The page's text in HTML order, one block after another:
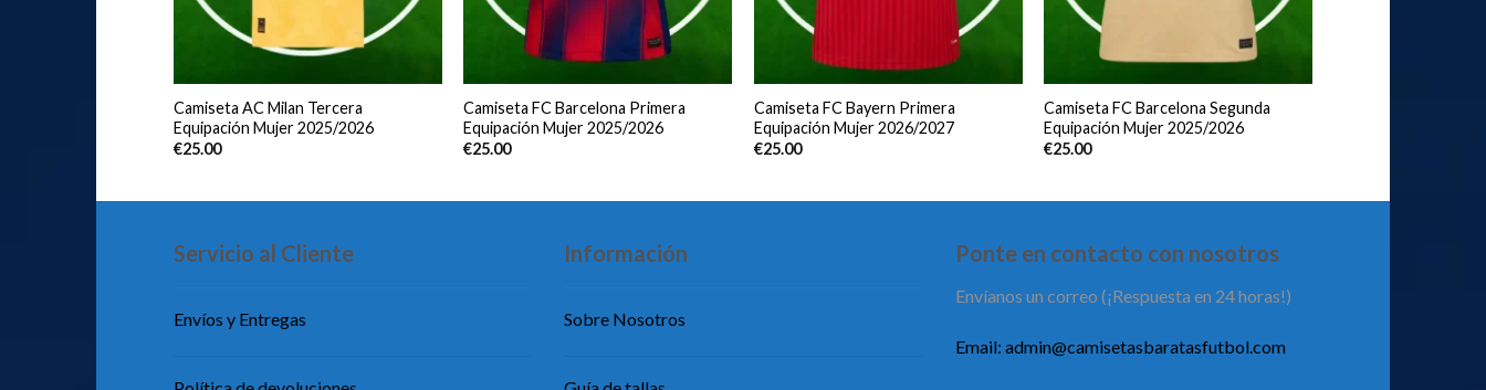
Camiseta AC Milan Tercera
Equipación Mujer 2025/2026
€25.00
Camiseta FC Barcelona Primera
Equipación Mujer 2025/2026
€25.00
Camiseta FC Bayern Primera
Equipación Mujer 2026/2027
€25.00
Camiseta FC Barcelona Segunda
Equipación Mujer 2025/2026
€25.00
Servicio al Cliente
Envíos y Entregas
Información
Sobre Nosotros
Ponte en contacto con nosotros
Envíanos un correo (¡Respuesta en 24 horas!)
Email: admin@camisetasbaratasfutbol.com